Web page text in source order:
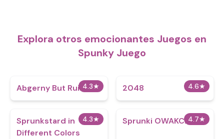
Explora otros emocionantes Juegos en
Spunky Juego
4.3★
Abgerny But Ruined 4.6★
2048
4.3★
Sprunkstard in
Different Colors
4.7★
Sprunki OWAKCX